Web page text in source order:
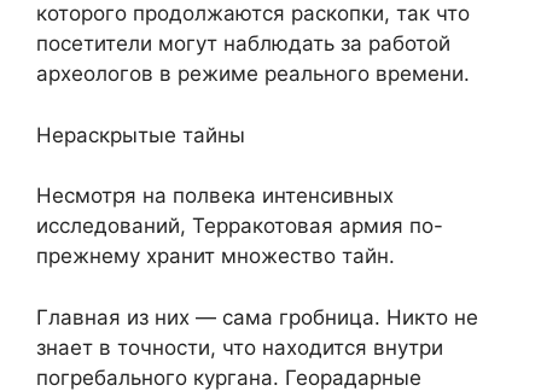
которого продолжаются раскопки, так что
посетители могут наблюдать за работой
археологов в режиме реального времени.
Нераскрытые тайны
Несмотря на полвека интенсивных
исследований, Терракотовая армия по-
прежнему хранит множество тайн.
Главная из них — сама гробница. Никто не
знает в точности, что находится внутри
погребального кургана. Георадарные